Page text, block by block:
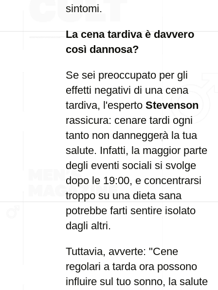
sintomi.
La cena tardiva è davvero
così dannosa?
Se sei preoccupato per gli
effetti negativi di una cena
tardiva, l'esperto Stevenson
rassicura: cenare tardi ogni
tanto non danneggerà la tua
salute. Infatti, la maggior parte
degli eventi sociali si svolge
dopo le 19:00, e concentrarsi
troppo su una dieta sana
potrebbe farti sentire isolato
dagli altri.
Tuttavia, avverte: "Cene
regolari a tarda ora possono
influire sul tuo sonno, la salute